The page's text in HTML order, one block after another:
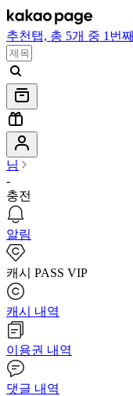
추천 탭, 총 5개 중 1번째
님
-
충전
알림
캐시 PASS VIP
캐시 내역
이용권 내역
댓글 내역